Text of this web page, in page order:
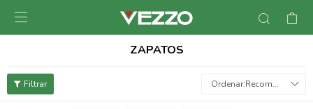

ZAPATOS
Recomendados